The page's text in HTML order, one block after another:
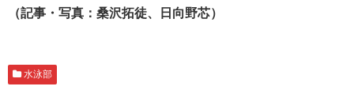
（記事・写真：桑沢拓徒、日向野芯）
水泳部